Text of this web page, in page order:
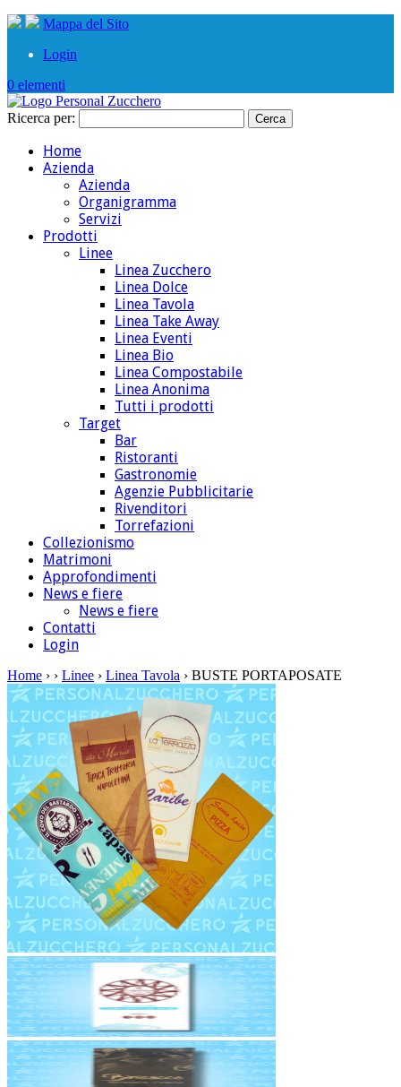
Mappa del Sito
Login
0 elementi
Ricerca per:
Home
Azienda
Azienda
Organigramma
Servizi
Prodotti
Linee
Linea Zucchero
Linea Dolce
Linea Tavola
Linea Take Away
Linea Eventi
Linea Bio
Linea Compostabile
Linea Anonima
Tutti i prodotti
Target
Bar
Ristoranti
Gastronomie
Agenzie Pubblicitarie
Rivenditori
Torrefazioni
Collezionismo
Matrimoni
Approfondimenti
News e fiere
News e fiere
Contatti
Login
Home › › Linee › Linea Tavola › BUSTE PORTAPOSATE